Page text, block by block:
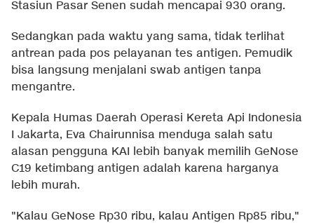
Stasiun Pasar Senen sudah mencapai 930 orang.
Sedangkan pada waktu yang sama, tidak terlihat
antrean pada pos pelayanan tes antigen. Pemudik
bisa langsung menjalani swab antigen tanpa
mengantre.
Kepala Humas Daerah Operasi Kereta Api Indonesia
I Jakarta, Eva Chairunnisa menduga salah satu
alasan pengguna KAI lebih banyak memilih GeNose
C19 ketimbang antigen adalah karena harganya
lebih murah.
"Kalau GeNose Rp30 ribu, kalau Antigen Rp85 ribu,"